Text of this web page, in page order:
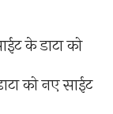
के डाटा को
को नए साईट